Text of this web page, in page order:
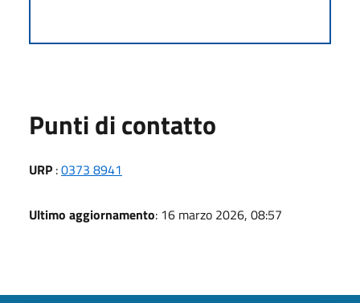
Punti di contatto
URP :0373 8941
Ultimo aggiornamento: 16 marzo 2026, 08:57